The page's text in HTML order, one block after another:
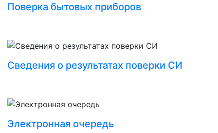
Поверка бытовых приборов
Сведения о результатах поверки СИ
Электронная очередь